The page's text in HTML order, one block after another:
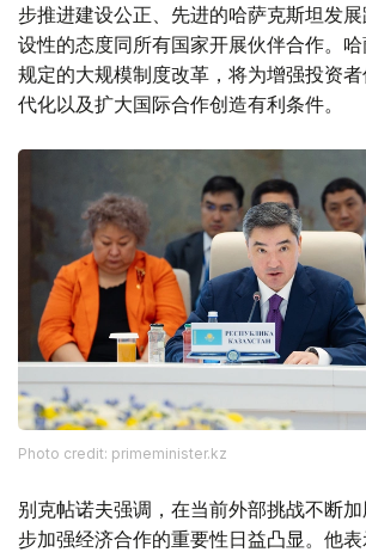
步推进建设公正、先进的哈萨克斯坦发
设性的态度同所有国家开展伙伴合作。
规定的大规模制度改革，将为增强投资
代化以及扩大国际合作创造有利条件。
Photo credit: primeminister.kz
别克帖诺夫强调，在当前外部挑战不断
步加强经济合作的重要性日益凸显。他